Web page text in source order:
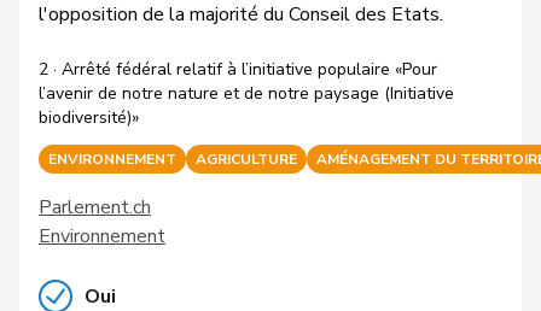
l'opposition de la majorité du Conseil des Etats.
2 · Arrêté fédéral relatif à l’initiative populaire «Pour
l’avenir de notre nature et de notre paysage (Initiative
biodiversité)»
ENVIRONNEMENT AGRICULTURE AMÉNAGEMENT DU
Parlement.ch
Environnement
Oui